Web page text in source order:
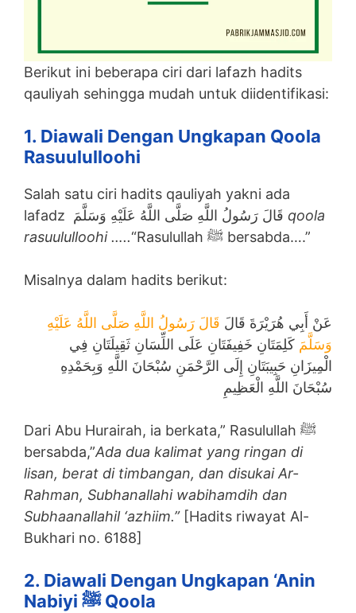
Berikut ini beberapa ciri dari lafazh hadits
qauliyah sehingga mudah untuk diidentifikasi:
1. Diawali Dengan Ungkapan Qoola
Rasuululloohi
Salah satu ciri hadits qauliyah yakni ada
qoola
rasuululloohi …..
“Rasulullah ﷺ bersabda….”
Misalnya dalam hadits berikut:
عَنْ أَبِي هُرَيْرَةَ قَالَ قَالَ رَسُولُ اللَّهِ صَلَّى اللَّهُ عَلَيْهِ
وَسَلَّمَ كَلِمَتَانِ خَفِيفَتَانِ عَلَى اللِّسَانِ ثَقِيلَتَانِ فِي
الْمِيزَانِ حَبِيبَتَانِ إِلَى الرَّحْمَنِ سُبْحَانَ اللَّهِ وَبِحَمْدِهِ
سُبْحَانَ اللَّهِ الْعَظِيمِ
Dari Abu Hurairah, ia berkata,” Rasulullah ﷺ
bersabda,”Ada dua kalimat yang ringan di
lisan, berat di timbangan, dan disukai Ar-
Rahman, Subhanallahi wabihamdih dan
Subhaanallahil ‘azhiim.”[Hadits riwayat Al-
Bukhari no. 6188]
2. Diawali Dengan Ungkapan ‘anin
Nabiyi ﷺ Qoola